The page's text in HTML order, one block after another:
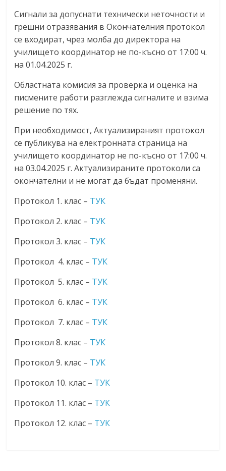
Сигнали за допуснати технически неточности и
грешни отразявания в Окончателния протокол
се входират, чрез молба до директора на
училището координатор не по-късно от 17:00 ч.
на 01.04.2025 г.
Областната комисия за проверка и оценка на
писмените работи разглежда сигналите и взима
решение по тях.
При необходимост, Актуализираният протокол
се публикува на електронната страница на
училището координатор не по-късно от 17:00 ч.
на 03.04.2025 г. Актуализираните протоколи са
окончателни и не могат да бъдат променяни.
Протокол 1. клас – ТУК
Протокол 2. клас – ТУК
Протокол 3. клас – ТУК
Протокол 4. клас – ТУК
Протокол 5. клас – ТУК
Протокол 6. клас – ТУК
Протокол 7. клас – ТУК
Протокол 8. клас – ТУК
Протокол 9. клас – ТУК
Протокол 10. клас – ТУК
Протокол 11. клас – ТУК
Протокол 12. клас – ТУК